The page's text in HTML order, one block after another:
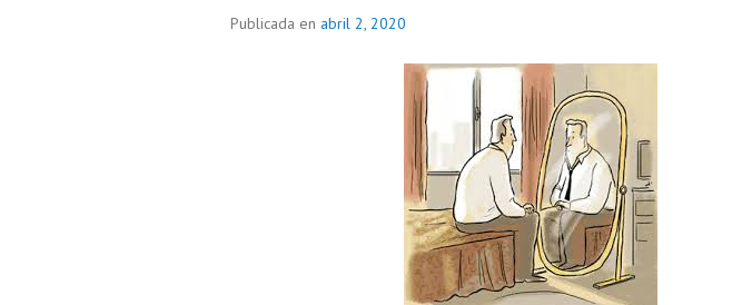
Publicada en abril 2, 2020